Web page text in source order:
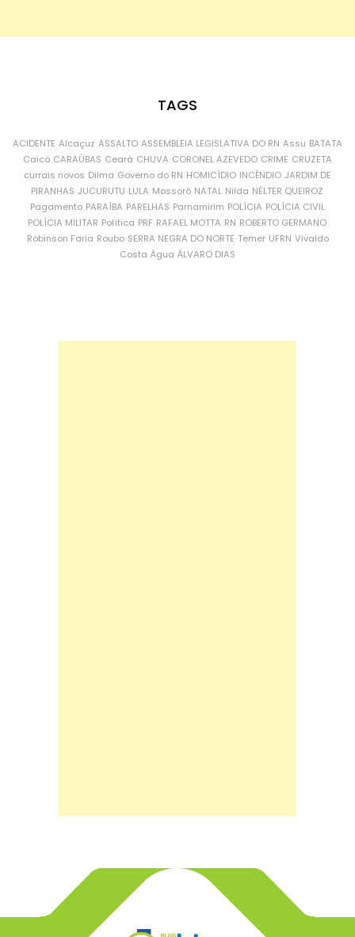
TAGS
ACIDENTE Alcaçuz ASSALTO ASSEMBLEIA LEGISLATIVA DO RN Assu BATATA
Caicó CARAÚBAS Ceará CHUVA CORONEL AZEVEDO CRIME CRUZETA
currais novos Dilma Governo do RN HOMICÍDIO INCÊNDIO JARDIM DE
PIRANHAS JUCURUTU LULA Mossoró NATAL Nilda NÉLTER QUEIROZ
Pagamento PARAÍBA PARELHAS Parnamirim POLÍCIA POLÍCIA CIVIL
POLÍCIA MILITAR Política PRF RAFAEL MOTTA RN ROBERTO GERMANO
Robinson Faria Roubo SERRA NEGRA DO NORTE Temer UFRN Vivaldo
Costa Água ÁLVARO DIAS